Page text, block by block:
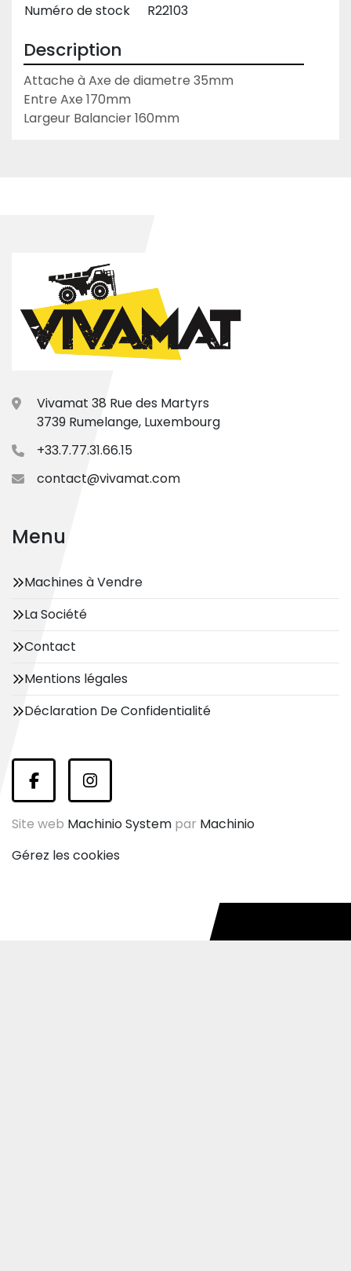
Numéro de stock
R22103
Description
Attache à Axe de diametre 35mm
Entre Axe 170mm
Largeur Balancier 160mm
Vivamat 38 Rue des Martyrs
3739 Rumelange, Luxembourg
+33.7.77.31.66.15
contact@vivamat.com
Menu
Machines à Vendre
La Société
Contact
Mentions légales
Déclaration De Confidentialité
facebookinstagram
Site web Machinio System par Machinio
Gérez les cookies